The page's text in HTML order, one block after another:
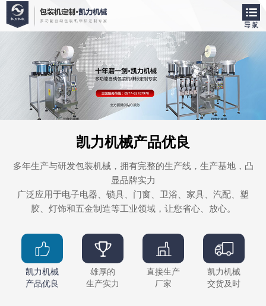
凯力机械产品优良
多年生产与研发包装机械，拥有完整的生产线，生产基地，凸
显品牌实力
广泛应用于电子电器、锁具、门窗、卫浴、家具、汽配、塑
胶、灯饰和五金制造等工业领域，让您省心、放心。
凯力机械
产品优良
雄厚的
生产实力
直接生产
厂家
凯力机械
交货及时